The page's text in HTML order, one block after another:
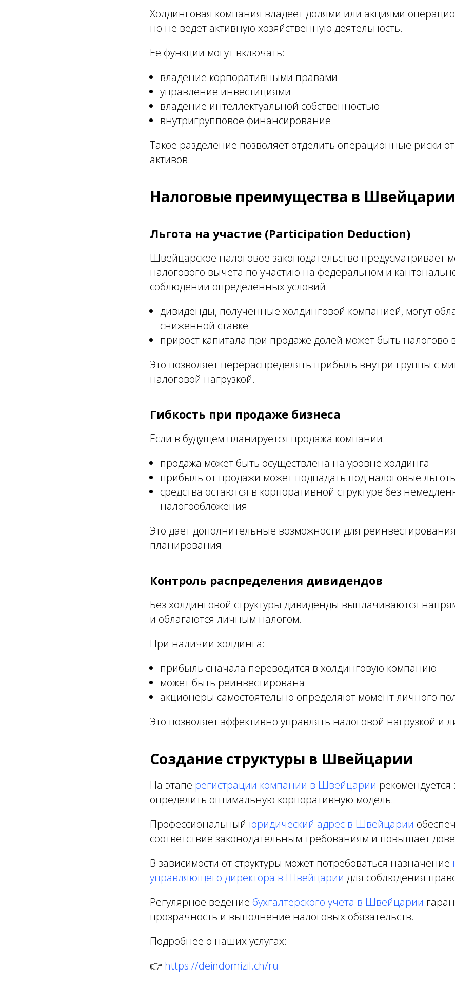
Холдинговая компания владеет долями или акциями
но не ведет активную хозяйственную деятельность.
Ее функции могут включать:
владение корпоративными правами
управление инвестициями
владение интеллектуальной собственностью
внутригрупповое финансирование
Такое разделение позволяет отделить операционные риски от
активов.
Налоговые преимущества в Швейцарии
Льгота на участие (Participation Deduction)
Швейцарское налоговое законодательство предусматривает
налогового вычета по участию на федеральном и
соблюдении определенных условий:
дивиденды, полученные холдинговой компанией, могут
сниженной ставке
прирост капитала при продаже долей может быть
Это позволяет перераспределять прибыль внутри группы с
налоговой нагрузкой.
Гибкость при продаже бизнеса
Если в будущем планируется продажа компании:
продажа может быть осуществлена на уровне холдинга
прибыль от продажи может подпадать под налоговые
средства остаются в корпоративной структуре без
налогообложения
Это дает дополнительные возможности для
планирования.
Контроль распределения дивидендов
Без холдинговой структуры дивиденды выплачиваются
и облагаются личным налогом.
При наличии холдинга:
прибыль сначала переводится в холдинговую компанию
может быть реинвестирована
акционеры самостоятельно определяют момент личного
Это позволяет эффективно управлять налоговой нагрузкой и
Создание структуры в Швейцарии
На этапе регистрации компании в Швейцарии рекомендуется
определить оптимальную корпоративную модель.
Профессиональный юридический адрес в Швейцарии
соответствие законодательным требованиям и повышает
В зависимости от структуры может потребоваться назначение
управляющего директора в Швейцарии для соблюдения
Регулярное ведение бухгалтерского учета в Швейцарии
прозрачность и выполнение налоговых обязательств.
Подробнее о наших услугах:
👉 https://deindomizil.ch/ru